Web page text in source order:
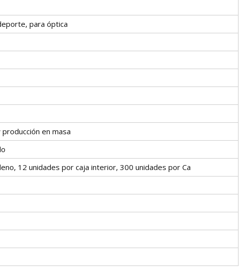
para óptica
en masa
12 unidades por caja interior, 300 unidades por Ca